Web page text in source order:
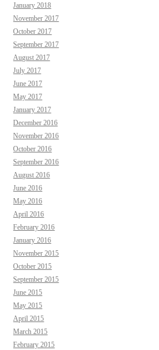
January 2018
November 2017
October 2017
September 2017
August 2017
July 2017
June 2017
May 2017
January 2017
December 2016
November 2016
October 2016
September 2016
August 2016
June 2016
May 2016
April 2016
February 2016
January 2016
November 2015
October 2015
September 2015
June 2015
May 2015
April 2015
March 2015
February 2015